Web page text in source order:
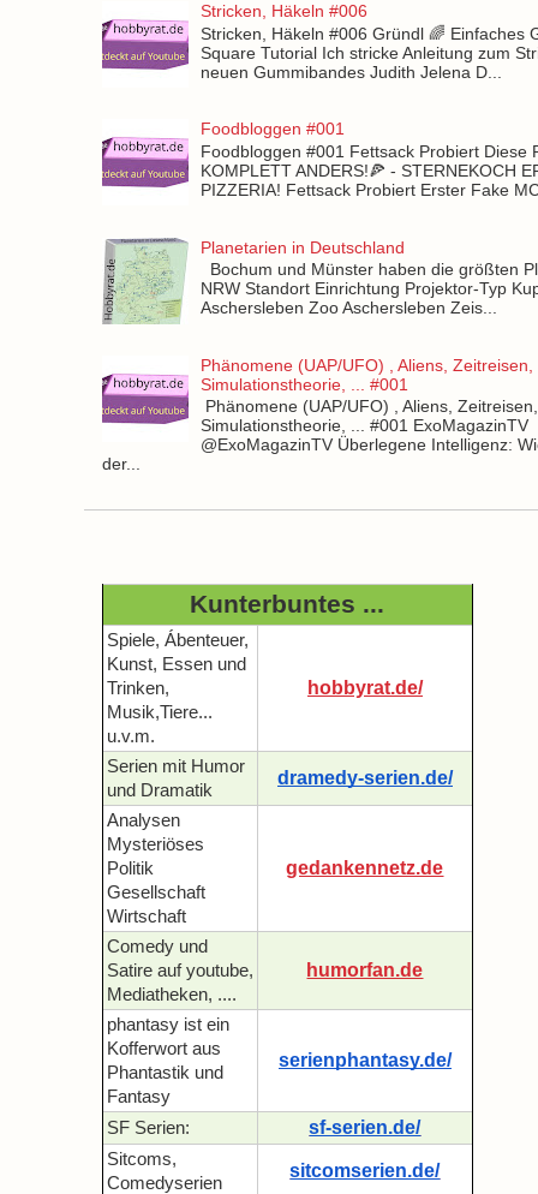
Stricken, Häkeln #006
Stricken, Häkeln #006 Gründl 🌈 Einfaches
Square Tutorial Ich stricke Anleitung zum
neuen Gummibandes Judith Jelena D...
Foodbloggen #001
Foodbloggen #001 Fettsack Probiert Diese
KOMPLETT ANDERS!🍕 - STERNEKOCH
PIZZERIA! Fettsack Probiert Erster Fake
Planetarien in Deutschland
Bochum und Münster haben die größten
NRW Standort Einrichtung Projektor-Typ
Aschersleben Zoo Aschersleben Zeis...
Phänomene (UAP/UFO) , Aliens, Zeitreisen,
Simulationstheorie, ... #001
Phänomene (UAP/UFO) , Aliens, Zeitreisen,
Simulationstheorie, ... #001 ExoMagazinTV
@ExoMagazinTV Überlegene Intelligenz:
der...
Kunterbuntes ...
Spiele, Ábenteuer,
Kunst, Essen und
Trinken,
Musik,Tiere...
u.v.m.
hobbyrat.de/
Serien mit Humor
und Dramatik
dramedy-serien.de/
Analysen
Mysteriöses
Politik
Gesellschaft
Wirtschaft
gedankennetz.de
Comedy und
Satire auf youtube,
Mediatheken, ....
humorfan.de
phantasy ist ein
Kofferwort aus
Phantastik und
Fantasy
serienphantasy.de/
SF Serien: sf-serien.de/
Sitcoms,
Comedyserien
sitcomserien.de/